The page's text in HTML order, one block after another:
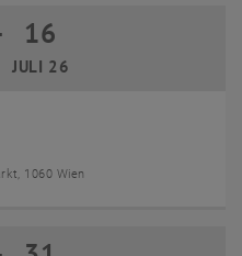
Juli 2026 bis 16 Juli 2026
16
JULI 26
1060 Wien
Juli 2026 bis 31 Juli 2026